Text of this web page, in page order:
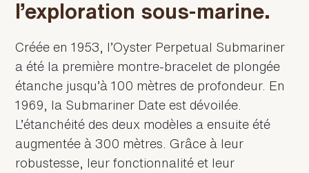
l’exploration sous-marine.
Créée en 1953, l’Oyster Perpetual Submariner
a été la première montre-bracelet de plongée
étanche jusqu’à 100 mètres de profondeur. En
1969, la Submariner Date est dévoilée.
L’étanchéité des deux modèles a ensuite été
augmentée à 300 mètres. Grâce à leur
robustesse, leur fonctionnalité et leur